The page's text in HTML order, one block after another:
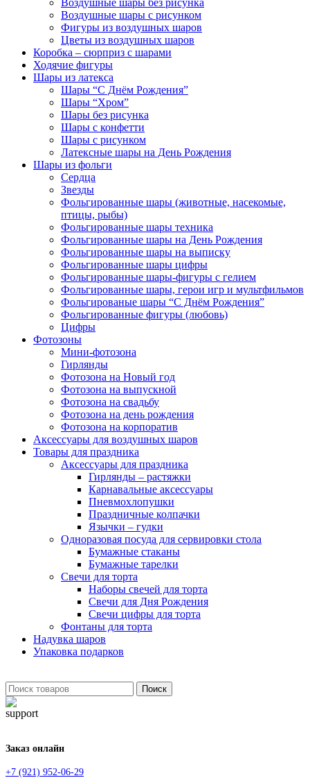
Воздушные шары без рисунка
Воздушные шары с рисунком
Фигуры из воздушных шаров
Цветы из воздушных шаров
Коробка – сюрприз с шарами
Ходячие фигуры
Шары из латекса
Шары “С Днём Рождения”
Шары “Хром”
Шары без рисунка
Шары с конфетти
Шары с рисунком
Латексные шары на День Рождения
Шары из фольги
Сердца
Звезды
Фольгированные шары (животные, насекомые,
птицы, рыбы)
Фольгированные шары техника
Фольгированные шары на День Рождения
Фольгированные шары на выписку
Фольгированные шары цифры
Фольгированные шары-фигуры с гелием
Фольгированные шары, герои игр и мультфильмов
Фольгированые шары “С Днём Рождения”
Фольгированные фигуры (любовь)
Цифры
Фотозоны
Мини-фотозона
Гирлянды
Фотозона на Новый год
Фотозона на выпускной
Фотозона на свадьбу
Фотозона на день рождения
Фотозона на корпоратив
Аксессуары для воздушных шаров
Товары для праздника
Аксессуары для праздника
Гирлянды – растяжки
Карнавальные аксессуары
Пневмохлопушки
Праздничные колпачки
Язычки – гудки
Одноразовая посуда для сервировки стола
Бумажные стаканы
Бумажные тарелки
Свечи для торта
Наборы свечей для торта
Свечи для Дня Рождения
Свечи цифры для торта
Фонтаны для торта
Надувка шаров
Упаковка подарков
Поиск
Заказ онлайн
+7 (921) 952-06-29